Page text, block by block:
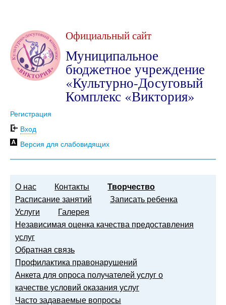
Официальный сайт
Муниципальное
бюджетное учреждение
«Культурно-Досуговый
Комплекс «Виктория»
Регистрация
Вход
Версия для слабовидящих
О нас Контакты
Творчество
Расписание занятий
Записать ребенка
Услуги
Галерея
Независимая оценка качества предоставления
услуг
Обратная связь
Профилактика правонарушений
Анкета для опроса получателей услуг о
качестве условий оказания услуг
Часто задаваемые вопросы